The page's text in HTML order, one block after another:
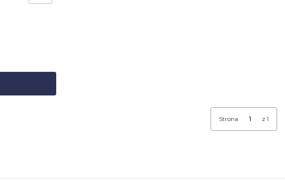
Strona z 1